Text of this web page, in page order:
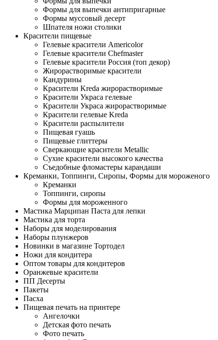
Формы для выпечки антипригарные
Формы муссовый десерт
Шпателя ножи столики
Красители пищевые
Гелевые красители Americolor
Гелевые красители Chefmaster
Гелевые красители Россия (топ декор)
Жирорастворимые красители
Кандурины
Красители Kreda жирорастворимые
Красители Украса гелевые
Красители Украса жирорастворимые
Красители гелевые Kreda
Красители распылители
Пищевая гуашь
Пищевые глиттеры
Сверкающие красители Metallic
Сухие красители высокого качества
Съедобные фломастеры карандаши
Креманки, Топпинги, Сиропы, Формы для мороженого
Креманки
Топпинги, сиропы
Формы для мороженного
Мастика Марципан Паста для лепки
Мастика для торта
Наборы для моделирования
Наборы плунжеров
Новинки в магазине Тортодел
Ножи для кондитера
Оптом товары для кондитеров
Оранжевые красители
ПП Десерты
Пакеты
Пасха
Пищевая печать на принтере
Ангелочки
Детская фото печать
Фото печать